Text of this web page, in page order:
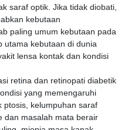
saraf optik. Jika tidak diobati,
kebutaan
paling umum kebutaan pada
utama kebutaan di dunia
lensa kontak dan kondisi
retina dan retinopati diabetik
yang memengaruhi
ptosis, kelumpuhan saraf
dan masalah mata berair